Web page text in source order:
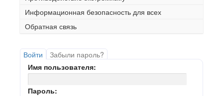
Информационная безопасность для всех
Обратная связь
Войти
Забыли пароль?
Имя пользователя:
Пароль: